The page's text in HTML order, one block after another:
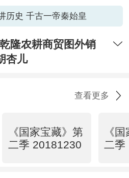
历史 千古一帝秦始皇
隆农耕商贸图外销
杏儿
查看更多
《国家宝藏》第
二季 20181230
《
二季